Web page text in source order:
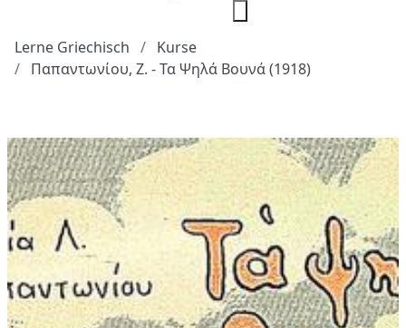
Lerne Griechisch
Kurse
Παπαντωνίου, Ζ. - Τα Ψηλά Βουνά (1918)